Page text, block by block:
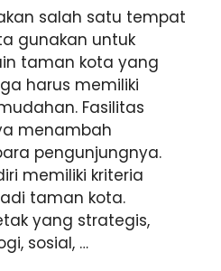
salah satu tempat
gunakan untuk
taman kota yang
harus memiliki
Fasilitas
menambah
pengunjungnya.
memiliki kriteria
taman kota.
yang strategis,
sosial, …